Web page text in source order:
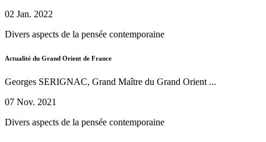
02 Jan. 2022
Divers aspects de la pensée contemporaine
Actualité du Grand Orient de France
Georges SERIGNAC, Grand Maître du Grand Orient ...
07 Nov. 2021
Divers aspects de la pensée contemporaine